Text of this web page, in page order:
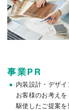
事業PR
内装設計・デザイ
お客様のお考え
駆使したご提案を